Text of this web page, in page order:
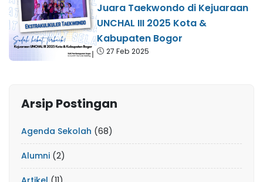
Juara Taekwondo di Kejuaraan
UNCHAL III 2025 Kota &
Kabupaten Bogor
27 Feb 2025
Arsip Postingan
Agenda Sekolah (68)
Alumni (2)